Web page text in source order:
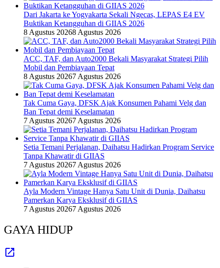
Dari Jakarta ke Yogyakarta Sekali Ngecas, LEPAS E4 EV
Buktikan Ketangguhan di GIIAS 2026
8 Agustus 20268 Agustus 2026
ACC, TAF, dan Auto2000 Bekali Masyarakat Strategi Pilih
Mobil dan Pembiayaan Tepat
8 Agustus 20267 Agustus 2026
Tak Cuma Gaya, DFSK Ajak Konsumen Pahami Velg dan
Ban Tepat demi Keselamatan
7 Agustus 20267 Agustus 2026
Setia Temani Perjalanan, Daihatsu Hadirkan Program Service
Tanpa Khawatir di GIIAS
7 Agustus 20267 Agustus 2026
Ayla Modern Vintage Hanya Satu Unit di Dunia, Daihatsu
Pamerkan Karya Eksklusif di GIIAS
7 Agustus 20267 Agustus 2026
GAYA HIDUP